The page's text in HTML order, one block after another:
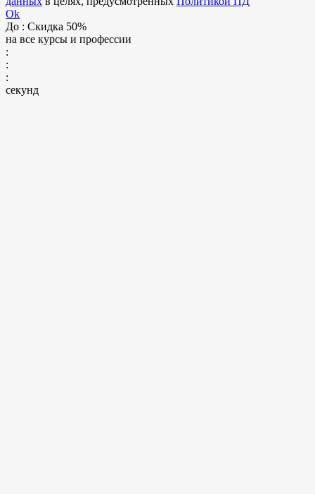
Ok
До : Скидка 50%
на все курсы и профессии
:
:
:
секунд